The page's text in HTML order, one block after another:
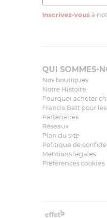
Inscrivez-vous à
QUI SOMMES-
Nos boutiques
Notre Histoire
Pourquoi acheter
Francis Batt pour
Partenaires
Réseaux
Plan du site
Politique de
Mentions légales
Préférences cookies